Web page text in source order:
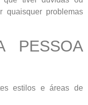
quaisquer problemas
PESSOA
estilos e áreas de